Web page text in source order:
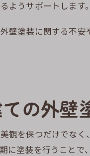
ようサポートします。
壁塗装に関する不
の外壁
観を保つだけでな
に塗装を行うこと